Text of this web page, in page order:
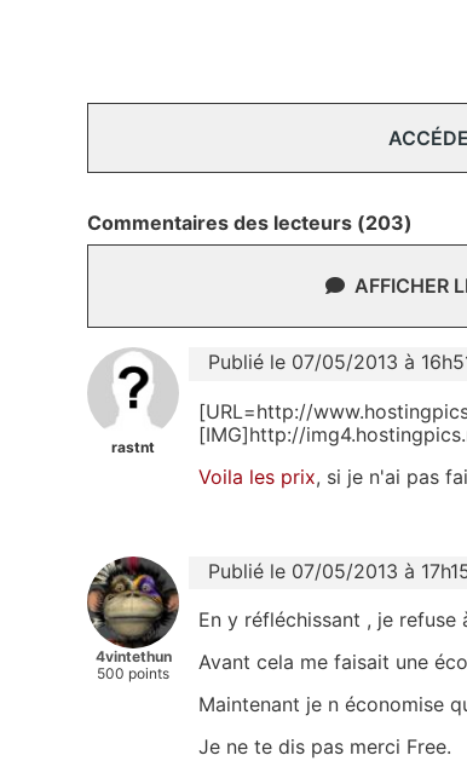
Commentaires des lecteurs (203)
AFFICHER
rastnt
Publié le 07/05/2013 à
[URL=http://
[IMG]http://
Voila les prix, si je n'ai pas
4vintethun
500 points
Publié le 07/05/2013 à
En y réfléchissant , je
Avant cela me faisait une
Maintenant je n économise
Je ne te dis pas merci Free.